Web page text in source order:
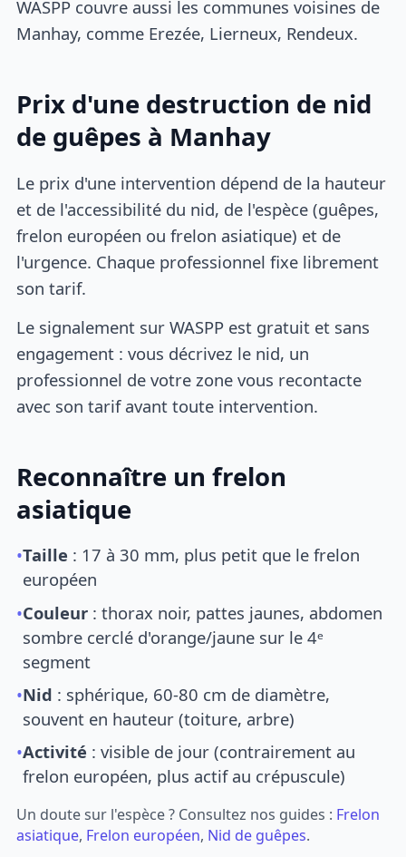
WASPP couvre aussi les communes voisines de
Manhay, comme Erezée, Lierneux, Rendeux.
Prix d'une destruction de nid
de guêpes à Manhay
Le prix d'une intervention dépend de la hauteur
et de l'accessibilité du nid, de l'espèce (guêpes,
frelon européen ou frelon asiatique) et de
l'urgence. Chaque professionnel fixe librement
son tarif.
Le signalement sur WASPP est gratuit et sans
engagement : vous décrivez le nid, un
professionnel de votre zone vous recontacte
avec son tarif avant toute intervention.
Reconnaître un frelon
asiatique
•Taille : 17 à 30 mm, plus petit que le frelon
européen
•Couleur : thorax noir, pattes jaunes, abdomen
sombre cerclé d'orange/jaune sur le 4ᵉ
segment
•Nid : sphérique, 60-80 cm de diamètre,
souvent en hauteur (toiture, arbre)
•Activité : visible de jour (contrairement au
frelon européen, plus actif au crépuscule)
Un doute sur l'espèce ? Consultez nos guides : Frelon
asiatique, Frelon européen, Nid de guêpes.